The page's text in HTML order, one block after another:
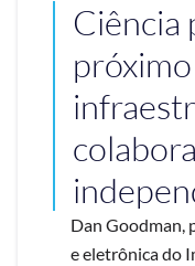
Ciência
Dan Goodman,
e eletrônica do